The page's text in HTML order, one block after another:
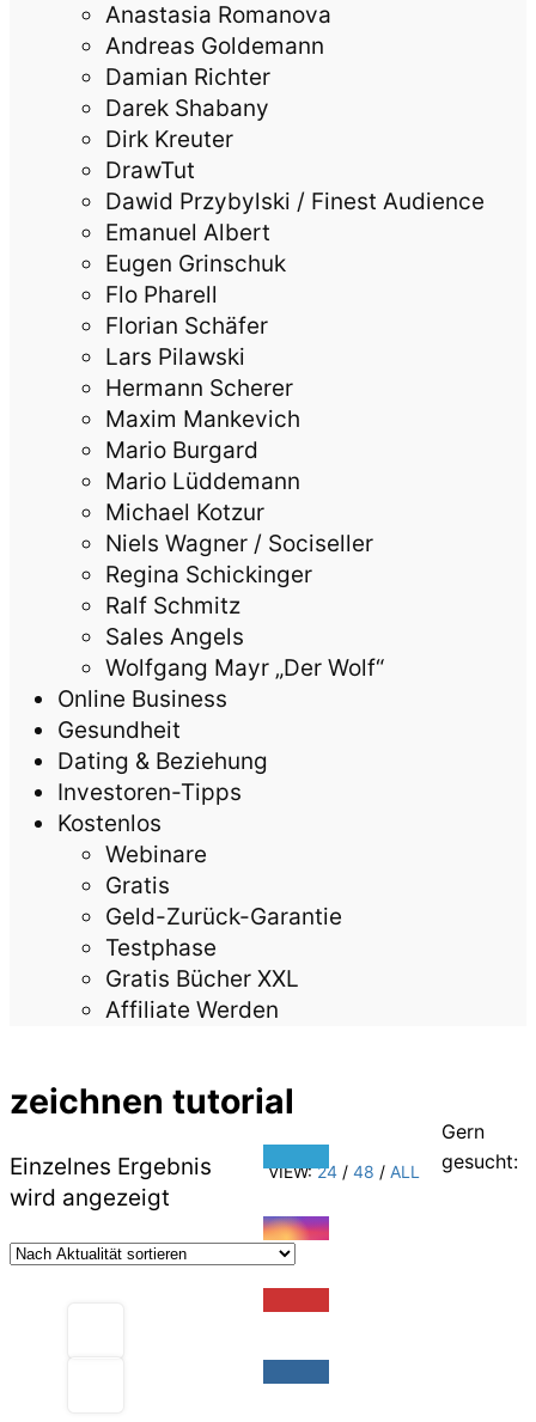
Anastasia Romanova
Andreas Goldemann
Damian Richter
Darek Shabany
Dirk Kreuter
DrawTut
Dawid Przybylski / Finest Audience
Emanuel Albert
Eugen Grinschuk
Flo Pharell
Florian Schäfer
Lars Pilawski
Hermann Scherer
Maxim Mankevich
Mario Burgard
Mario Lüddemann
Michael Kotzur
Niels Wagner / Sociseller
Regina Schickinger
Ralf Schmitz
Sales Angels
Wolfgang Mayr „Der Wolf“
Online Business
Gesundheit
Dating & Beziehung
Investoren-Tipps
Kostenlos
Webinare
Gratis
Geld-Zurück-Garantie
Testphase
Gratis Bücher XXL
Affiliate Werden
zeichnen tutorial
VIEW: 24 / 48 / ALL
Einzelnes Ergebnis
wird angezeigt
Gern
gesucht: